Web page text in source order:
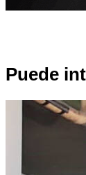
Puede